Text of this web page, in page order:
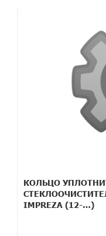
КОЛЬЦО
IMPREZA (12-…)